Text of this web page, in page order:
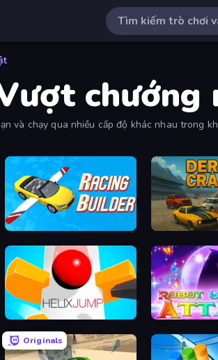
chướng
và chạy qua nhiều cấp độ khác nhau trong
Racing Builder Derby Crash
Helix Jump Robot Unicorn
Originals